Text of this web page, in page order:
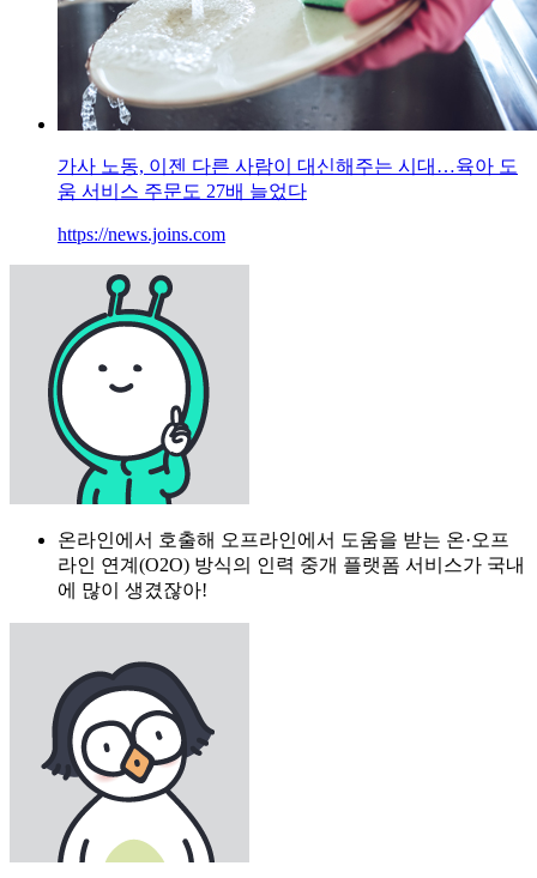
가사 노동, 이젠 다른 사람이 대신해주는 시대…육아 도
움 서비스 주문도 27배 늘었다
https://news.joins.com
온라인에서 호출해 오프라인에서 도움을 받는 온·오프
라인 연계(O2O) 방식의 인력 중개 플랫폼 서비스가 국내
에 많이 생겼잖아!